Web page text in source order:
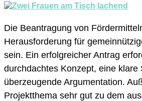
Die Beantragung von
Herausforderung für
sein. Ein erfolgreicher Antrag
durchdachtes Konzept, eine klare
überzeugende Argumentation.
Projektthema sehr gut zu dem